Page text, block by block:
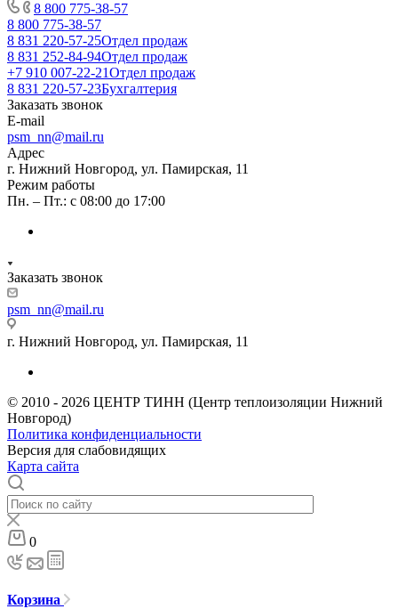
8 800 775-38-57
8 800 775-38-57
8 831 220-57-25Отдел продаж
8 831 252-84-94Отдел продаж
+7 910 007-22-21Отдел продаж
8 831 220-57-23Бухгалтерия
Заказать звонок
E-mail
psm_nn@mail.ru
Адрес
г. Нижний Новгород, ул. Памирская, 11
Режим работы
Пн. – Пт.: с 08:00 до 17:00
Заказать звонок
psm_nn@mail.ru
г. Нижний Новгород, ул. Памирская, 11
© 2010 - 2026 ЦЕНТР ТИНН (Центр теплоизоляции Нижний
Новгород)
Политика конфиденциальности
Версия для слабовидящих
Карта сайта
0
Корзина